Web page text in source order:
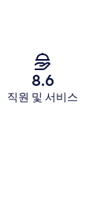
8.6
직원 및 서비스